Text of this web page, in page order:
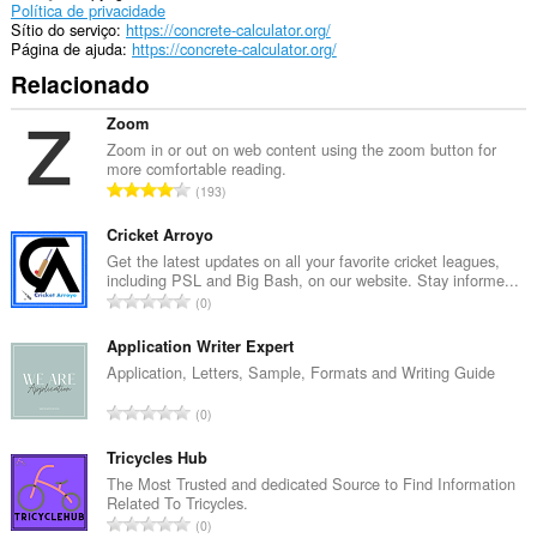
Política de privacidade
Sítio do serviço https://concrete-calculator.org/
Página de ajuda https://concrete-calculator.org/
Relacionado
Zoom
Zoom in or out on web content using the zoom button for
more comfortable reading.
N
m
e
r
o
o
t
a
d
e
a
v
193
Cricket Arroyo
Get the latest updates on all your favorite cricket leagues,
including PSL and Big Bash, on our website. Stay informe...
N
m
e
o
o
t
a
0
Application Writer Expert
Application, Letters, Sample, Formats and Writing Guide
N
m
e
r
o
0
Tricycles Hub
The Most Trusted and dedicated Source to Find Information
Related To Tricycles.
N0